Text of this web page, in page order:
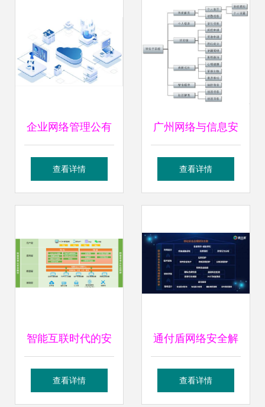
应用与分析 管控防线
企业网络管理公有
云 降本增效与安全
查看详情
广州网络与信息安
全软件开发 守护数
查看详情
智能互联时代的安
全基石 多媒体信息
查看详情
通付盾网络安全解
决方案实践 网络与
查看详情